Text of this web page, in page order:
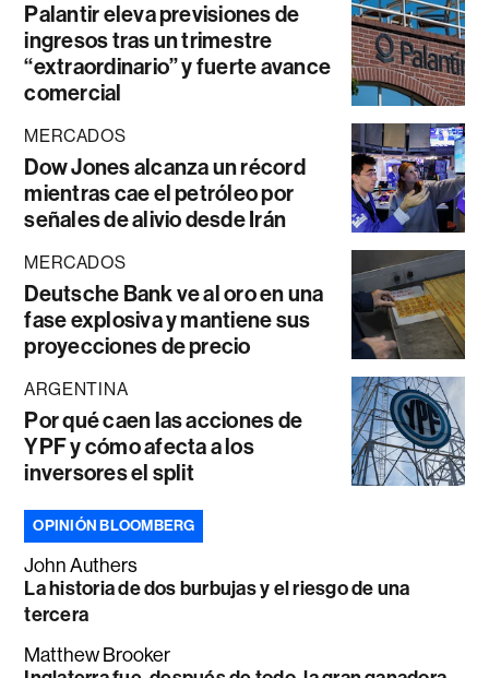
Palantir eleva previsiones de
ingresos tras un trimestre
“extraordinario” y fuerte avance
comercial
MERCADOS
Dow Jones alcanza un récord
mientras cae el petróleo por
señales de alivio desde Irán
MERCADOS
Deutsche Bank ve al oro en una
fase explosiva y mantiene sus
proyecciones de precio
ARGENTINA
Por qué caen las acciones de
YPF y cómo afecta a los
inversores el split
OPINIÓN BLOOMBERG
John Authers
La historia de dos burbujas y el riesgo de una
tercera
Matthew Brooker